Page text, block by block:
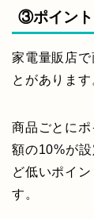
③ポイント
家電量販店
とがあります
商品ごとに
額の10%が
ど低いポイ
す。